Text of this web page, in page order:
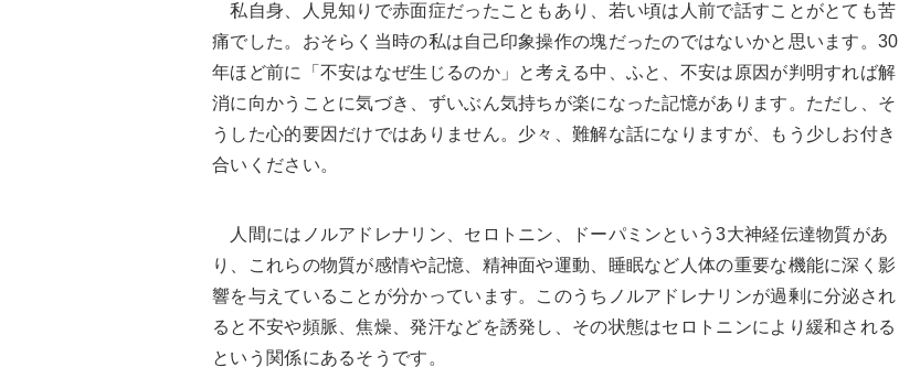
私自身、人見知りで赤面症だったこともあり、若い頃は人前で話すことがとても苦
痛でした。おそらく当時の私は自己印象操作の塊だったのではないかと思います。30
年ほど前に「不安はなぜ生じるのか」と考える中、ふと、不安は原因が判明すれば解
消に向かうことに気づき、ずいぶん気持ちが楽になった記憶があります。ただし、そ
うした心的要因だけではありません。少々、難解な話になりますが、もう少しお付き
合いください。
人間にはノルアドレナリン、セロトニン、ドーパミンという3大神経伝達物質があ
り、これらの物質が感情や記憶、精神面や運動、睡眠など人体の重要な機能に深く影
響を与えていることが分かっています。このうちノルアドレナリンが過剰に分泌され
ると不安や頻脈、焦燥、発汗などを誘発し、その状態はセロトニンにより緩和される
という関係にあるそうです。